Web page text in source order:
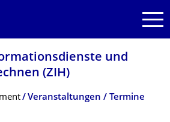
und
(ZIH)
Veranstaltungen / Termine